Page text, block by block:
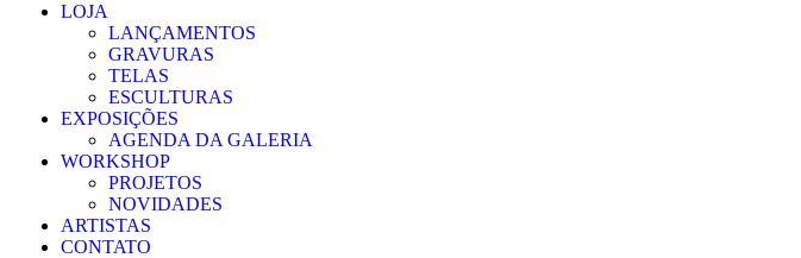
LOJA
LANÇAMENTOS
GRAVURAS
TELAS
ESCULTURAS
EXPOSIÇÕES
AGENDA DA GALERIA
WORKSHOP
PROJETOS
NOVIDADES
ARTISTAS
CONTATO